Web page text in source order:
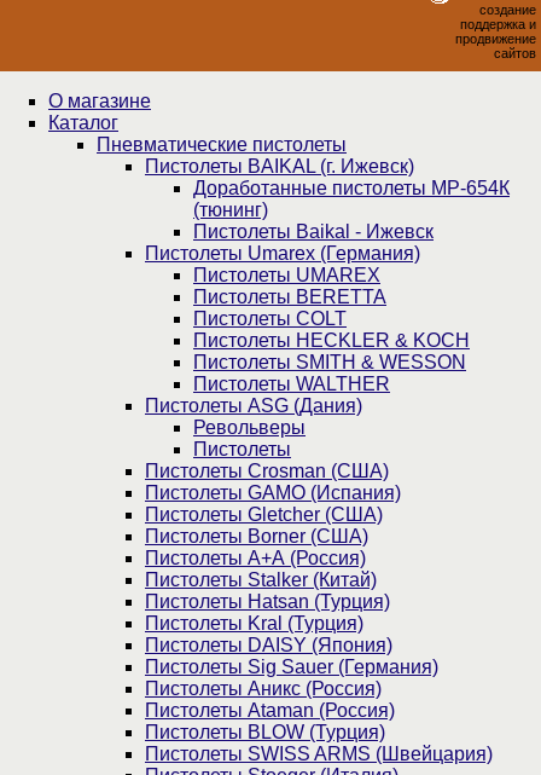
создание
поддержка и
продвижение
сайтов
О магазине
Каталог
Пнев­ма­ти­чес­кие пистолеты
Пистолеты BAIKAL (г. Ижевск)
Доработанные пистолеты МР-654К
(тюнинг)
Пистолеты Baikal - Ижевск
Пистолеты Umarex (Германия)
Пистолеты UMAREX
Пистолеты BERETTA
Пистолеты COLT
Пистолеты HECKLER & KOCH
Пистолеты SMITH & WESSON
Пистолеты WALTHER
Пистолеты ASG (Дания)
Револьверы
Пистолеты
Пистолеты Crosman (США)
Пистолеты GAMO (Испания)
Пистолеты Gletcher (США)
Пистолеты Borner (США)
Пистолеты А+А (Россия)
Пистолеты Stalker (Китай)
Пистолеты Hatsan (Турция)
Пистолеты Kral (Турция)
Пистолеты DAISY (Япония)
Пистолеты Sig Sauer (Германия)
Пистолеты Аникс (Россия)
Пистолеты Ataman (Россия)
Пистолеты BLOW (Турция)
Пистолеты SWISS ARMS (Швейцария)